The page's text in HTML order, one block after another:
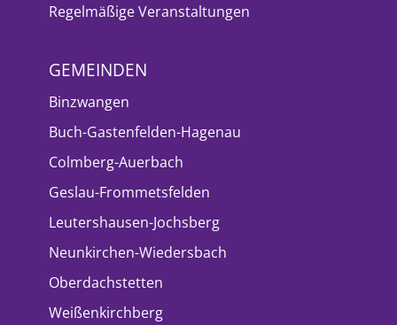
Regelmäßige Veranstaltungen
GEMEINDEN
Binzwangen
Buch-Gastenfelden-Hagenau
Colmberg-Auerbach
Geslau-Frommetsfelden
Leutershausen-Jochsberg
Neunkirchen-Wiedersbach
Oberdachstetten
Weißenkirchberg